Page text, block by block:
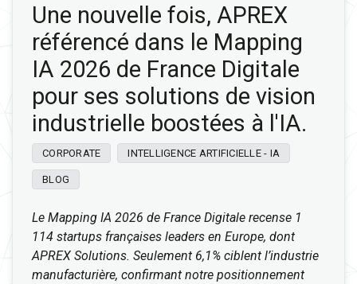
Une nouvelle fois, APREX
référencé dans le Mapping
IA 2026 de France Digitale
pour ses solutions de vision
industrielle boostées à l'IA.
CORPORATE INTELLIGENCE ARTIFICIELLE - IA
BLOG
Le Mapping IA 2026 de France Digitale recense 1
114 startups françaises leaders en Europe, dont
APREX Solutions. Seulement 6,1% ciblent l’industrie
manufacturière, confirmant notre positionnement